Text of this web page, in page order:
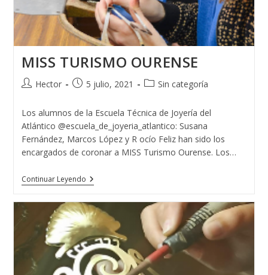
MISS TURISMO OURENSE
Autor
la
entrada:
Hector
Publicación
la
entrada:
5 julio, 2021
Categoría
la
entrada:
Sin categoría
Los alumnos de la Escuela Técnica de Joyería del
Atlántico @escuela_de_joyeria_atlantico: Susana
Fernández, Marcos López y R ocío Feliz han sido los
encargados de coronar a MISS Turismo Ourense. Los…
Continuar LeyendoMISS
TURISMO